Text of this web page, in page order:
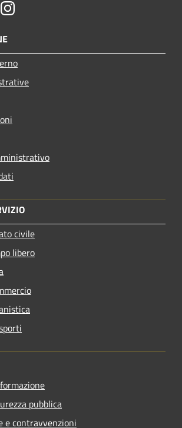
Instagram
civile
libero
pubblica
e contravvenzioni